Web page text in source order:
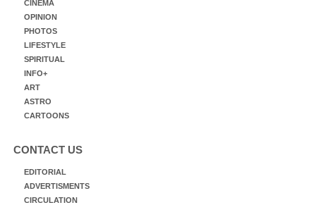
CINEMA
OPINION
PHOTOS
LIFESTYLE
SPIRITUAL
INFO+
ART
ASTRO
CARTOONS
CONTACT US
EDITORIAL
ADVERTISMENTS
CIRCULATION